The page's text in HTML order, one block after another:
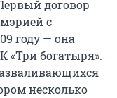
договор
с
году — она
«Три богатыря».
несколько